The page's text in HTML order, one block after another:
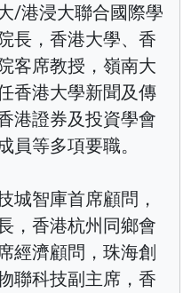
/港浸大聯合國際學
長，香港大學、香
客席教授，嶺南大
香港大學新聞及傳
港證券及投資學會
員等多項要職。
城智庫首席顧問，
，香港杭州同鄉會
經濟顧問，珠海創
聯科技副主席，香